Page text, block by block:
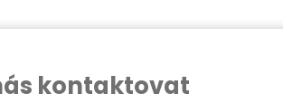
kontaktovat